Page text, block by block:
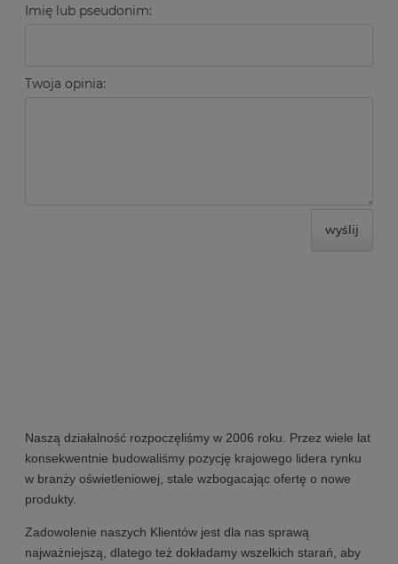
Imię lub pseudonim:
Twoja opinia:
wyślij
Naszą działalność rozpoczęliśmy w 2006 roku. Przez wiele lat
konsekwentnie budowaliśmy pozycję krajowego lidera rynku
w branży oświetleniowej, stale wzbogacając ofertę o nowe
produkty.
Zadowolenie naszych Klientów jest dla nas sprawą
najważniejszą, dlatego też dokładamy wszelkich starań, aby